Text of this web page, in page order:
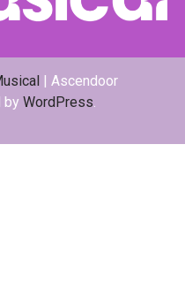
| Ascendoor
by WordPress